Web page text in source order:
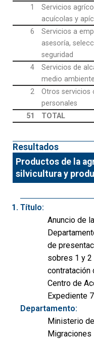
1
Servicios
acuícolas y
6
Servicios a
asesoría,
seguridad
4
Servicios de
medio ambiente
2
Otros servicios
personales
51
TOTAL
Resultados
Productos de la
silvicultura y
Título:
Anuncio de
de
sobres 1 y 2
contratación
Centro de
Expediente
Departamento:
Ministerio
Migraciones